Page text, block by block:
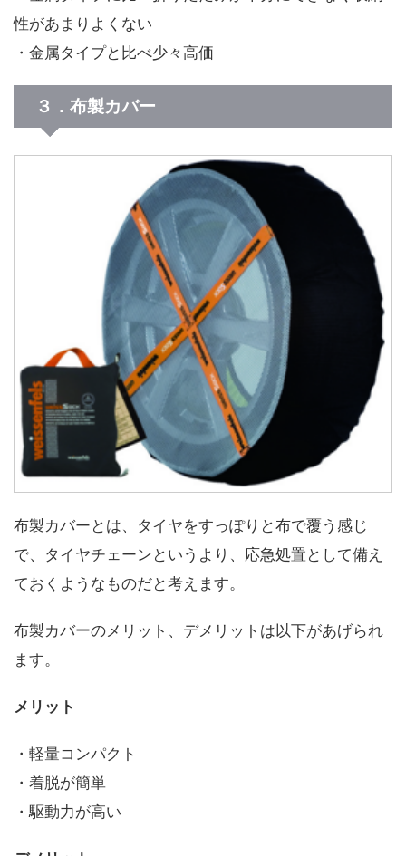
性があまりよくない
・金属タイプと比べ少々高価
３．布製カバー
布製カバーとは、タイヤをすっぽりと布で覆う感じ
で、タイヤチェーンというより、応急処置として備え
ておくようなものだと考えます。
布製カバーのメリット、デメリットは以下があげられ
ます。
メリット
・軽量コンパクト
・着脱が簡単
・駆動力が高い